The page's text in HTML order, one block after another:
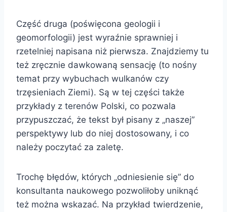
Część druga (poświęcona geologii i
geomorfologii) jest wyraźnie sprawniej i
rzetelniej napisana niż pierwsza. Znajdziemy tu
też zręcznie dawkowaną sensację (to nośny
temat przy wybuchach wulkanów czy
trzęsieniach Ziemi). Są w tej części także
przykłady z terenów Polski, co pozwala
przypuszczać, że tekst był pisany z „naszej”
perspektywy lub do niej dostosowany, i co
należy poczytać za zaletę.
Trochę błędów, których „odniesienie się” do
konsultanta naukowego pozwoliłoby uniknąć
też można wskazać. Na przykład twierdzenie,